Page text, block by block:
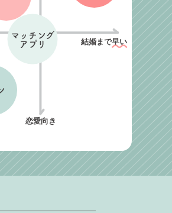
結婚まで早い
恋愛向き
マッチング
アプリ